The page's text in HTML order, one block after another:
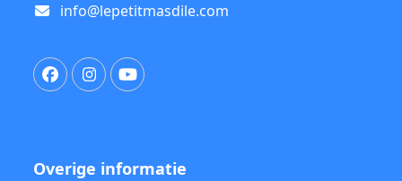
info@lepetitmasdile.com
FacebookInstagram
YouTube
Overige informatie